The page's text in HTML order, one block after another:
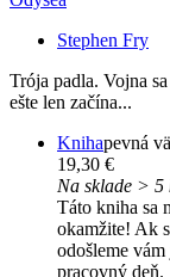
Stephen Fry
Trója padla. Vojna
ešte len začína...
Knihapevná
19,30 €
Na sklade > 5
Táto kniha sa
okamžite! Ak
odošleme
pracovný deň.